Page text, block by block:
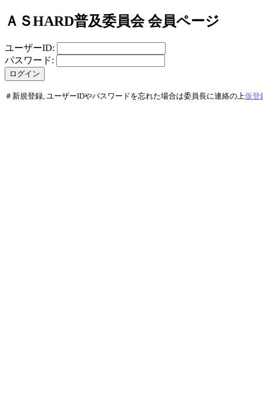
ＡＳHARD普及委員会 会員ページ
ユーザーID:
パスワード:
＃新規登録, ユーザーIDやパスワードを忘れた場合は委員長に連絡の上仮登